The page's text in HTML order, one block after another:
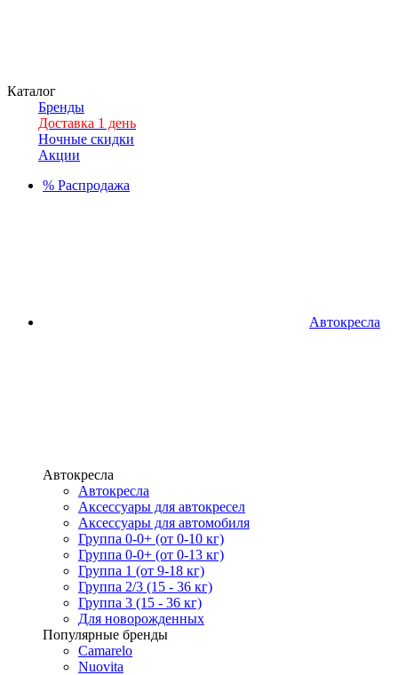
Каталог
Бренды
Доставка 1 день
Ночные скидки
Акции
% Распродажа
Автокресла
Автокресла
Автокресла
Аксессуары для автокресел
Аксессуары для автомобиля
Группа 0-0+ (от 0-10 кг)
Группа 0-0+ (от 0-13 кг)
Группа 1 (от 9-18 кг)
Группа 2/3 (15 - 36 кг)
Группа 3 (15 - 36 кг)
Для новорожденных
Популярные бренды
Camarelo
Nuovita